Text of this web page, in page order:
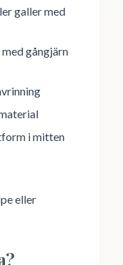
galler med
gångjärn
i mitten
eller